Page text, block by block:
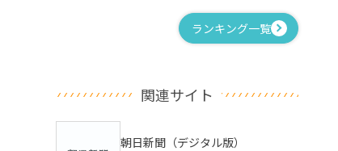
ランキング一覧
関連サイト
朝日新聞（デジタル版）